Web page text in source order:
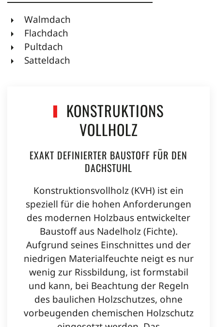
Walmdach
Flachdach
Pultdach
Satteldach
KONSTRUKTIONS
VOLLHOLZ
EXAKT DEFINIERTER BAUSTOFF FÜR DEN
DACHSTUHL
Konstruktionsvollholz (KVH) ist ein
speziell für die hohen Anforderungen
des modernen Holzbaus entwickelter
Baustoff aus Nadelholz (Fichte).
Aufgrund seines Einschnittes und der
niedrigen Materialfeuchte neigt es nur
wenig zur Rissbildung, ist formstabil
und kann, bei Beachtung der Regeln
des baulichen Holzschutzes, ohne
vorbeugenden chemischen Holzschutz